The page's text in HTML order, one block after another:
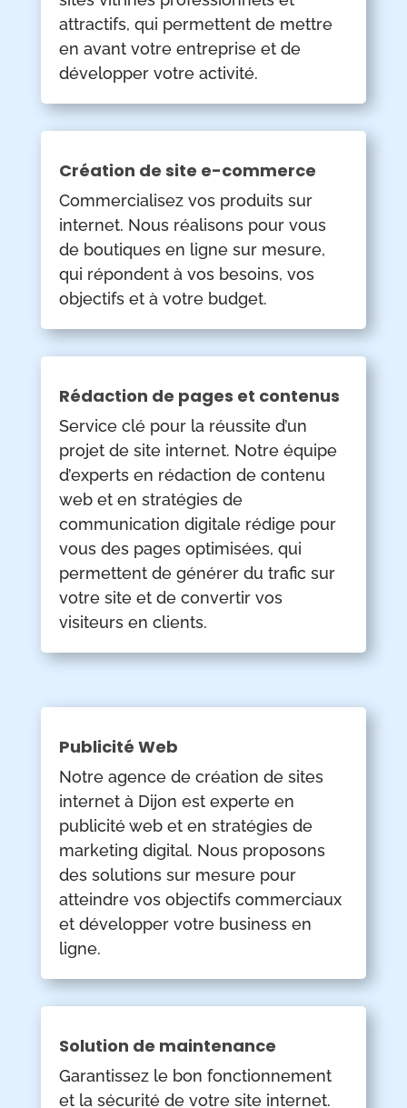
attractifs, qui permettent de mettre
en avant votre entreprise et de
développer votre activité.
Création de site e-commerce
Commercialisez vos produits sur
internet. Nous réalisons pour vous
de boutiques en ligne sur mesure,
qui répondent à vos besoins, vos
objectifs et à votre budget.
Rédaction de pages et contenus
Service clé pour la réussite d’un
projet de site internet. Notre équipe
d’experts en rédaction de contenu
web et en stratégies de
communication digitale rédige pour
vous des pages optimisées, qui
permettent de générer du trafic sur
votre site et de convertir vos
visiteurs en clients.
Publicité Web
Notre agence de création de sites
internet à Dijon est experte en
publicité web et en stratégies de
marketing digital. Nous proposons
des solutions sur mesure pour
atteindre vos objectifs commerciaux
et développer votre business en
ligne.
Solution de maintenance
Garantissez le bon fonctionnement
et la sécurité de votre site internet.